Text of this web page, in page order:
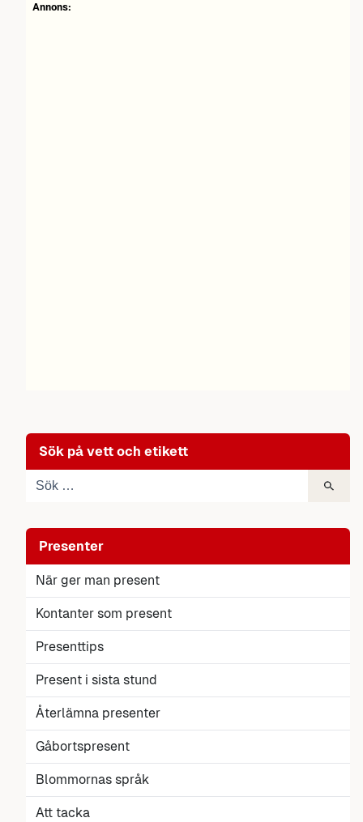
Sök på vett och etikett
Presenter
När ger man present
Kontanter som present
Presenttips
Present i sista stund
Återlämna presenter
Gåbortspresent
Blommornas språk
Att tacka
Annons: